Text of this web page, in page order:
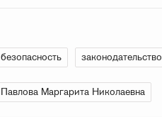
безопасность законодательство
Павлова Маргарита Николаевна